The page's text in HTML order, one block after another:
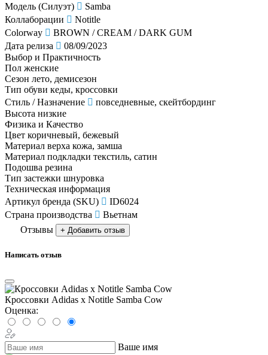
Модель (Силуэт)
Samba
Коллаборации
Notitle
Colorway
BROWN / CREAM / DARK GUM
Дата релиза
08/09/2023
Выбор и Практичность
Пол женские
Сезон лето, демисезон
Тип обуви кеды, кроссовки
Стиль / Назначение
повседневные, скейтбординг
Высота низкие
Физика и Качество
Цвет коричневый, бежевый
Материал верха кожа, замша
Материал подкладки текстиль, сатин
Подошва резина
Тип застежки шнуровка
Техническая информация
Артикул бренда (SKU)
ID6024
Страна производства
Вьетнам
Отзывы
+ Добавить отзыв
Написать отзыв
Кроссовки Adidas x Notitle Samba Cow
Оценка:
Ваше имя